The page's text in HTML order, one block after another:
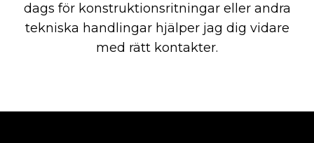
dags för konstruktionsritningar eller andra
tekniska handlingar hjälper jag dig vidare
med rätt kontakter.